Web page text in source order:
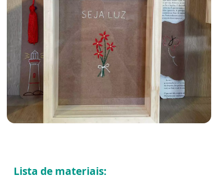
Lista de materiais: